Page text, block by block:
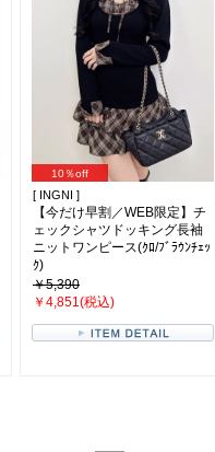
10％off
[ INGNI ]
【今だけ早割／WEB限定】チ
ェックシャツドッキング長袖
ニットワンピース(ｸﾛ/ﾌﾞﾗｳﾝﾁｪｯ
ｸ)
￥5,390
￥4,851(税込)